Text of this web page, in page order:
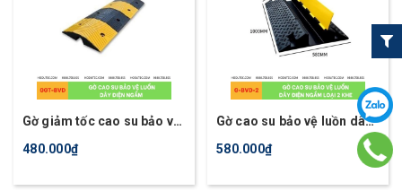
Gờ giảm tốc cao su bảo vệ
luồn dây điện ngầm
480.000₫
Gờ cao su bảo vệ luồn dây
điện ngầm loại 2 khe chịu
580.000₫